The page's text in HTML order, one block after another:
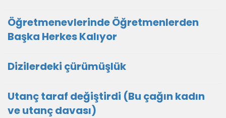
Öğretmenevlerinde Öğretmenlerden
Başka Herkes Kalıyor
Dizilerdeki çürümüşlük
Utanç taraf değiştirdi (Bu çağın kadın
ve utanç davası)